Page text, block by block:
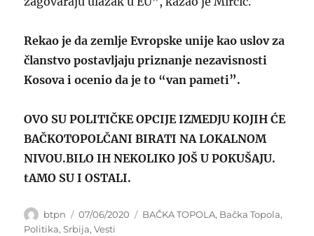
Rekao je da zemlje Evropske unije kao uslov za
članstvo postavljaju priznanje nezavisnosti
Kosova i ocenio da je to “van pameti”.
OVO SU POLITIČKE OPCIJE IZMEDJU KOJIH ĆE
BAČKOTOPOLČANI BIRATI NA LOKALNOM
NIVOU.BILO IH NEKOLIKO JOŠ U POKUŠAJU.
tAMO SU I OSTALI.
Author
btpn
Posted
on
07/06/2020 Categories
BAČKA TOPOLA, Bačka Topola,
Politika,Srbija,Vesti